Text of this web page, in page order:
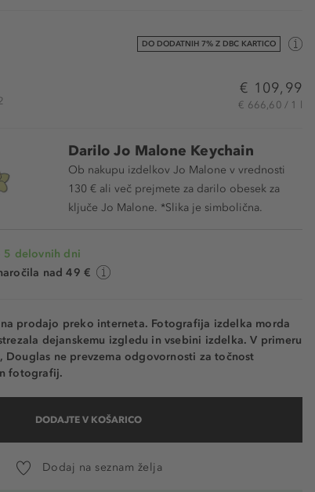
DO DODATNIH 7% Z DBC KARTICO
€ 109,99
€ 666,60 / 1 l
Darilo Jo Malone Keychain
Ob nakupu izdelkov Jo Malone v vrednosti
130 € ali več prejmete za darilo obesek za
ključe Jo Malone. *Slika je simbolična.
5 delovnih dni
nad 49 €
na prodajo preko interneta. Fotografija izdelka morda
dejanskemu izgledu in vsebini izdelka. V primeru
Douglas ne prevzema odgovornosti za točnost
fotografij.
DODAJTE V KOŠARICO
Dodaj na seznam želja